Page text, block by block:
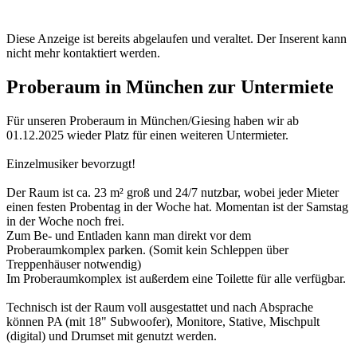
Diese Anzeige ist bereits abgelaufen und veraltet. Der Inserent kann
nicht mehr kontaktiert werden.
Proberaum in München zur Untermiete
Für unseren Proberaum in München/Giesing haben wir ab
01.12.2025 wieder Platz für einen weiteren Untermieter.
Einzelmusiker bevorzugt!
Der Raum ist ca. 23 m² groß und 24/7 nutzbar, wobei jeder Mieter
einen festen Probentag in der Woche hat. Momentan ist der Samstag
in der Woche noch frei.
Zum Be- und Entladen kann man direkt vor dem
Proberaumkomplex parken. (Somit kein Schleppen über
Treppenhäuser notwendig)
Im Proberaumkomplex ist außerdem eine Toilette für alle verfügbar.
Technisch ist der Raum voll ausgestattet und nach Absprache
können PA (mit 18" Subwoofer), Monitore, Stative, Mischpult
(digital) und Drumset mit genutzt werden.